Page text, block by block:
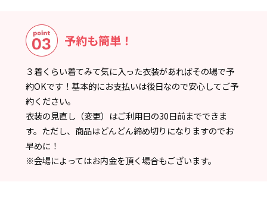
予約も簡単！
３着くらい着てみて気に入った衣装があればその場で予
約OKです！基本的にお支払いは後日なので安心してご予
約ください。
衣装の見直し（変更）はご利用日の30日前までできま
す。ただし、商品はどんどん締め切りになりますのでお
早めに！
※会場によってはお内金を頂く場合もございます。